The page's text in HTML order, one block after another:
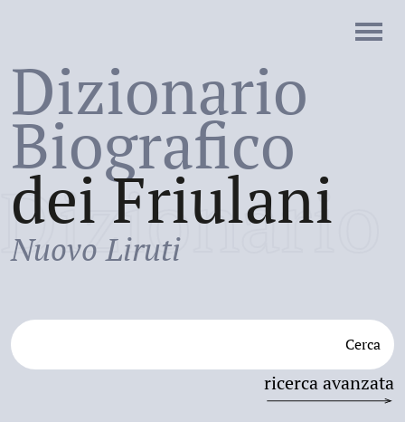
Dizionario
Biografico
dei Friulani
Nuovo Liruti
Cerca
ricerca avanzata
Dizionario